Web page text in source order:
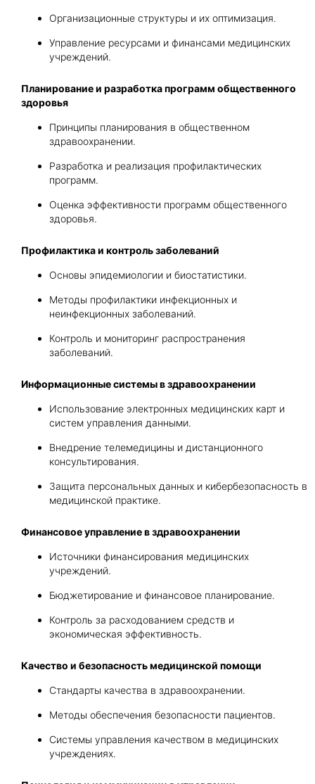
Организационные структуры и их оптимизация.
Управление ресурсами и финансами медицинских
учреждений.
Планирование и разработка программ общественного
здоровья
Принципы планирования в общественном
здравоохранении.
Разработка и реализация профилактических
программ.
Оценка эффективности программ общественного
здоровья.
Профилактика и контроль заболеваний
Основы эпидемиологии и биостатистики.
Методы профилактики инфекционных и
неинфекционных заболеваний.
Контроль и мониторинг распространения
заболеваний.
Информационные системы в здравоохранении
Использование электронных медицинских карт и
систем управления данными.
Внедрение телемедицины и дистанционного
консультирования.
Защита персональных данных и кибербезопасность в
медицинской практике.
Финансовое управление в здравоохранении
Источники финансирования медицинских
учреждений.
Бюджетирование и финансовое планирование.
Контроль за расходованием средств и
экономическая эффективность.
Качество и безопасность медицинской помощи
Стандарты качества в здравоохранении.
Методы обеспечения безопасности пациентов.
Системы управления качеством в медицинских
учреждениях.